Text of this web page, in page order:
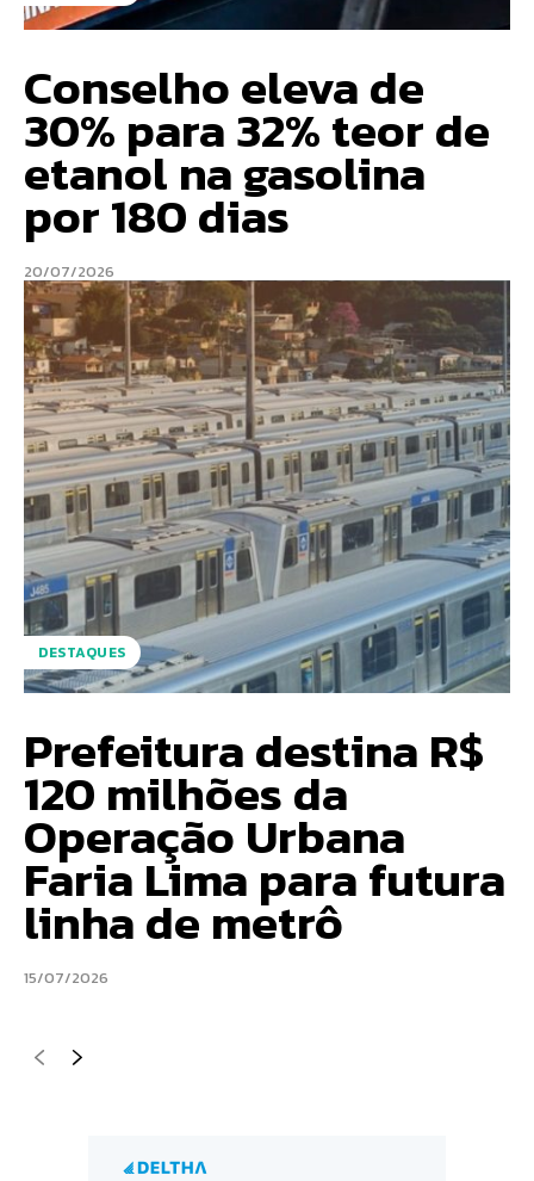
Conselho eleva de
30% para 32% teor de
etanol na gasolina
por 180 dias
20/07/2026
DESTAQUES
Prefeitura destina R$
120 milhões da
Operação Urbana
Faria Lima para futura
linha de metrô
15/07/2026